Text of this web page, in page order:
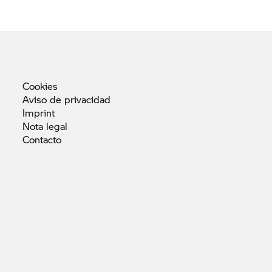
Cookies
Aviso de privacidad
Imprint
Nota legal
Contacto